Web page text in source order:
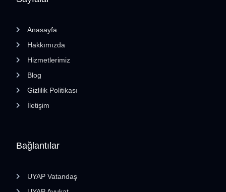
Bağlantılar
UYAP Vatandaş
Anasayfa
Hakkımızda
Hizmetlerimiz
Blog
Gizlilik Politikası
İletişim